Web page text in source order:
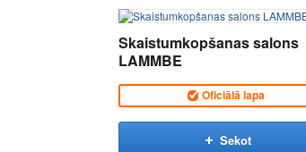
Skaistumkopšanas salons
LAMMBE
Oficiālā lapa
Sekot